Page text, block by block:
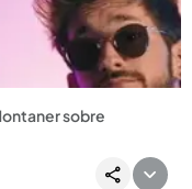
sobre
que lo que busca es
desataron miles de